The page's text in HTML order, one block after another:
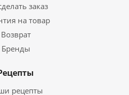
заказ
на товар
Возврат
Бренды
рецепты